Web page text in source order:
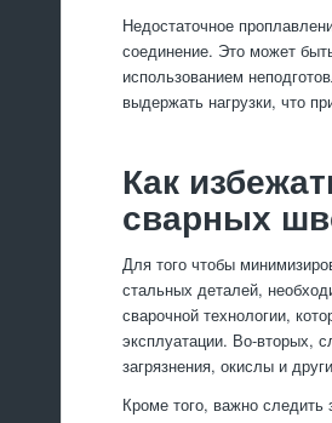
Недостаточное
соединение. Это может
использованием
выдержать нагрузки, что
Как
сварных
Для того чтобы
стальных деталей,
сварочной технологии,
эксплуатации. Во-вторых,
загрязнения, окислы и
Кроме того, важно следить